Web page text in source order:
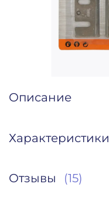
Описание
Характеристики
Отзывы (15)